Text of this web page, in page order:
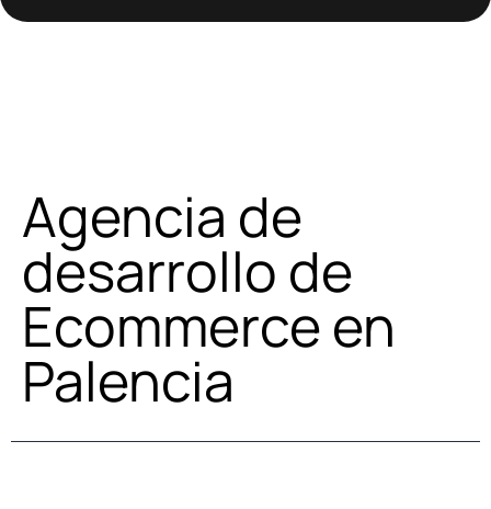
Agencia de
desarrollo de
Ecommerce en
Palencia